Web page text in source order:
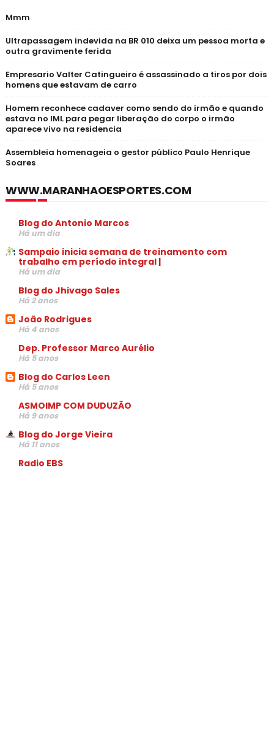
Mmm
Ultrapassagem indevida na BR 010 deixa um pessoa morta e
outra gravimente ferida
Empresario Valter Catingueiro é assassinado a tiros por dois
homens que estavam de carro
Homem reconhece cadaver como sendo do irmão e quando
estava no IML para pegar liberação do corpo o irmão
aparece vivo na residencia
Assembleia homenageia o gestor público Paulo Henrique
Soares
WWW.MARANHAOESPORTES.COM
Blog do Antonio Marcos
Há um dia
Sampaio inicia semana de treinamento com
trabalho em período integral |
Há um dia
Blog do Jhivago Sales
Há 2 anos
João Rodrigues
Há 4 anos
Dep. Professor Marco Aurélio
Há 5 anos
Blog do Carlos Leen
Há 5 anos
ASMOIMP COM DUDUZÃO
Há 9 anos
Blog do Jorge Vieira
Há 11 anos
Radio EBS